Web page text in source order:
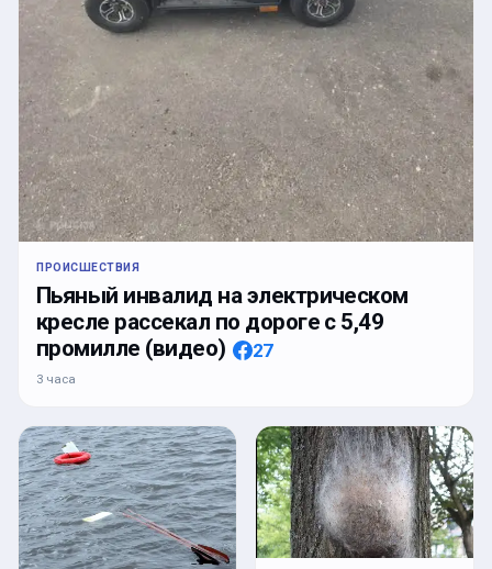
ПРОИСШЕСТВИЯ
Пьяный инвалид на электрическом
кресле рассекал по дороге с 5,49
промилле (видео)
27
3 часа